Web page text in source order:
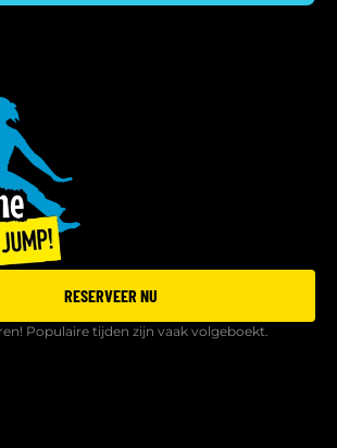
RESERVEER NU
Populaire tijden zijn vaak volgeboekt.